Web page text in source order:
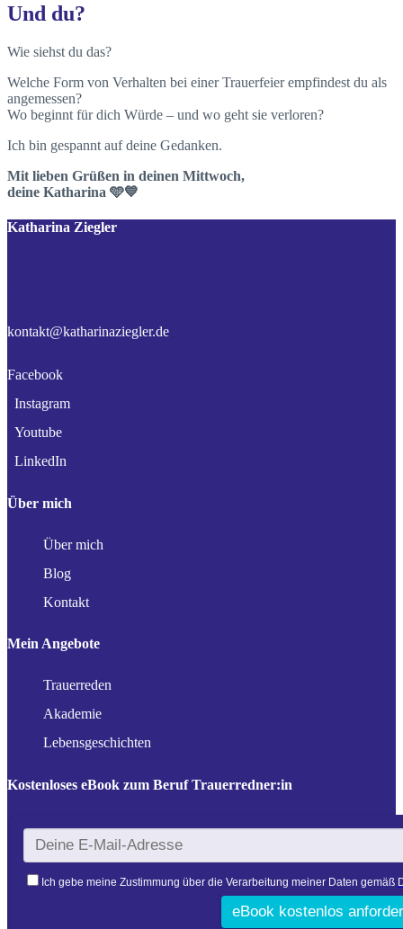
Und du?
Wie siehst du das?
Welche Form von Verhalten bei einer Trauerfeier empfindest du als
angemessen?
Wo beginnt für dich Würde – und wo geht sie verloren?
Ich bin gespannt auf deine Gedanken.
Mit lieben Grüßen in deinen Mittwoch,
deine Katharina 🩵💙
Katharina Ziegler
kontakt@katharinaziegler.de
Facebook
Instagram
Youtube
LinkedIn
Über mich
Über mich
Blog
Kontakt
Mein Angebote
Trauerreden
Akademie
Lebensgeschichten
Kostenloses eBook zum Beruf Trauerredner:in